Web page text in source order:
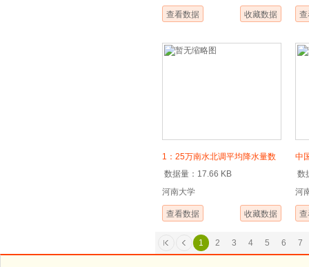
查看数据 收藏数据
1：25万南水北调平均降水量数
据集（2014年河南段）
数据量：17.66 KB
河南大学
查看数据 收藏数据
中
的
数
河
1 2 3 4 5 6 7